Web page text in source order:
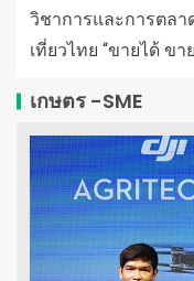
วิชาการและการตลา
เที่ยวไทย “ขายได้ ข
เกษตร -SME